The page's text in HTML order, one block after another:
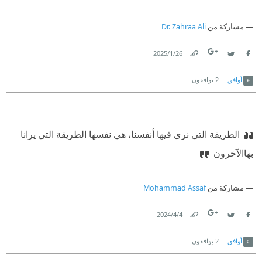
مشاركة من Dr. Zahraa Ali
26‏/1‏/2025
أوافق 2 يوافقون
الطريقة التي نرى فيها أنفسنا، هي نفسها الطريقة التي يرانا
بهاالآخرون
مشاركة منMohammad Assaf
4‏/4‏/2024
أوافق 2 يوافقون